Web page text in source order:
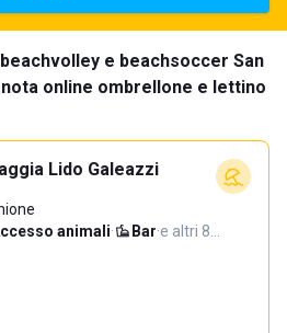
e beachsoccer San
online ombrellone e lettino
Lido Galeazzi
animali· Bar·e altri 8…